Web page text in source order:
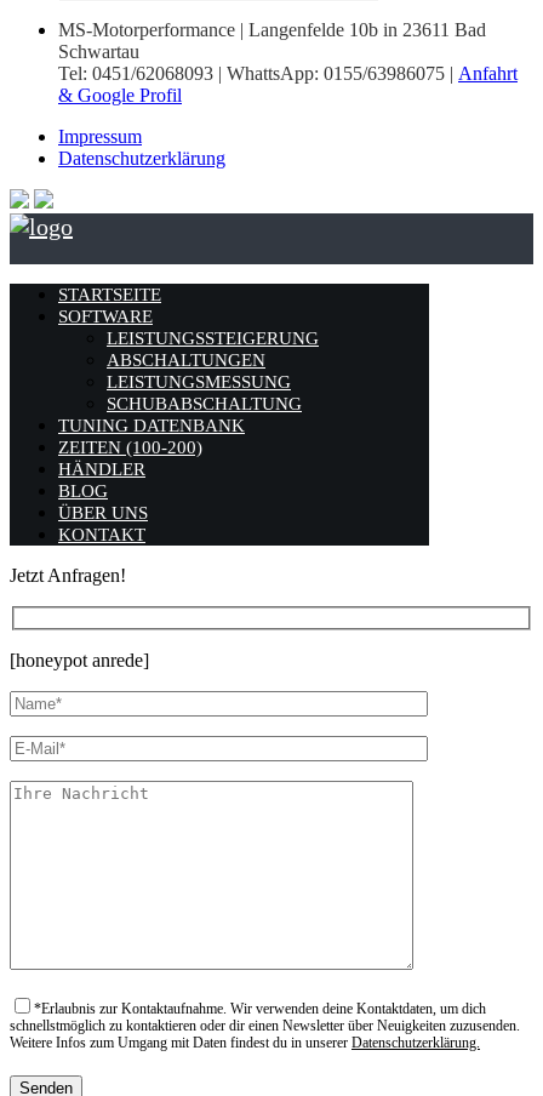
MS-Motorperformance | Langenfelde 10b in 23611 Bad
Schwartau
Tel: 0451/62068093 | WhattsApp: 0155/63986075 | Anfahrt
& Google Profil
Impressum
Datenschutzerklärung
STARTSEITE
SOFTWARE
LEISTUNGSSTEIGERUNG
ABSCHALTUNGEN
LEISTUNGSMESSUNG
SCHUBABSCHALTUNG
TUNING DATENBANK
ZEITEN (100-200)
HÄNDLER
BLOG
ÜBER UNS
KONTAKT
Jetzt Anfragen!
[honeypot anrede]
*Erlaubnis zur Kontaktaufnahme. Wir verwenden deine Kontaktdaten, um dich
schnellstmöglich zu kontaktieren oder dir einen Newsletter über Neuigkeiten zuzusenden.
Weitere Infos zum Umgang mit Daten findest du in unserer Datenschutzerklärung.